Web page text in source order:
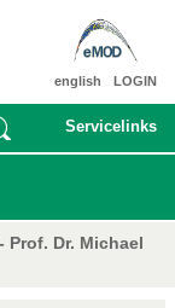
LOGIN
english
Servicelinks
Dr. Michael